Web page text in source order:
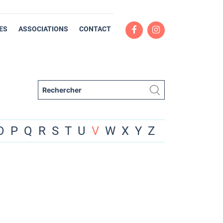
ASSOCIATIONS CONTACT
P Q R S T U V W X Y Z